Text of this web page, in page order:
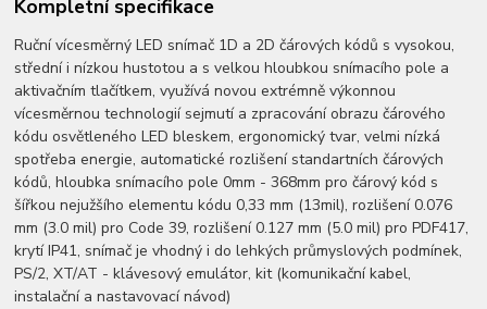
Kompletní specifikace
Ruční vícesměrný LED snímač 1D a 2D čárových kódů s vysokou,
střední i nízkou hustotou a s velkou hloubkou snímacího pole a
aktivačním tlačítkem, využívá novou extrémně výkonnou
vícesměrnou technologií sejmutí a zpracování obrazu čárového
kódu osvětleného LED bleskem, ergonomický tvar, velmi nízká
spotřeba energie, automatické rozlišení standartních čárových
kódů, hloubka snímacího pole 0mm - 368mm pro čárový kód s
šířkou nejužšího elementu kódu 0,33 mm (13mil), rozlišení 0.076
mm (3.0 mil) pro Code 39, rozlišení 0.127 mm (5.0 mil) pro PDF417,
krytí IP41, snímač je vhodný i do lehkých průmyslových podmínek,
PS/2, XT/AT - klávesový emulátor, kit (komunikační kabel,
instalační a nastavovací návod)